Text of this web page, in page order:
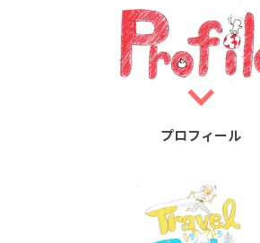
プロフィール